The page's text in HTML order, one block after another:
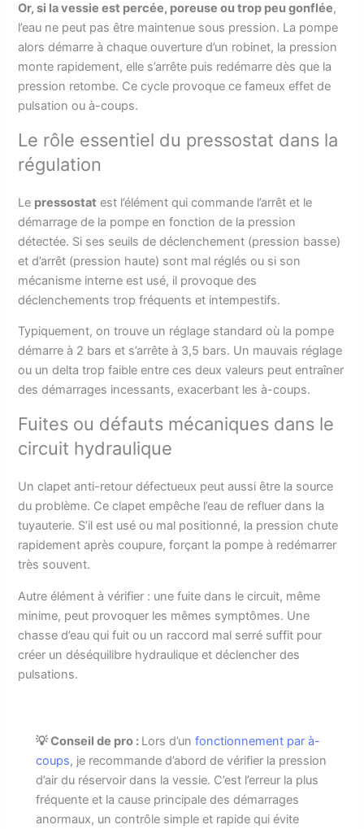
Or, si la vessie est percée, poreuse ou trop peu gonflée,
l’eau ne peut pas être maintenue sous pression. La pompe
alors démarre à chaque ouverture d’un robinet, la pression
monte rapidement, elle s’arrête puis redémarre dès que la
pression retombe. Ce cycle provoque ce fameux effet de
pulsation ou à-coups.
Le rôle essentiel du pressostat dans la
régulation
Le pressostat est l’élément qui commande l’arrêt et le
démarrage de la pompe en fonction de la pression
détectée. Si ses seuils de déclenchement (pression basse)
et d’arrêt (pression haute) sont mal réglés ou si son
mécanisme interne est usé, il provoque des
déclenchements trop fréquents et intempestifs.
Typiquement, on trouve un réglage standard où la pompe
démarre à 2 bars et s’arrête à 3,5 bars. Un mauvais réglage
ou un delta trop faible entre ces deux valeurs peut entraîner
des démarrages incessants, exacerbant les à-coups.
Fuites ou défauts mécaniques dans le
circuit hydraulique
Un clapet anti-retour défectueux peut aussi être la source
du problème. Ce clapet empêche l’eau de refluer dans la
tuyauterie. S’il est usé ou mal positionné, la pression chute
rapidement après coupure, forçant la pompe à redémarrer
très souvent.
Autre élément à vérifier : une fuite dans le circuit, même
minime, peut provoquer les mêmes symptômes. Une
chasse d’eau qui fuit ou un raccord mal serré suffit pour
créer un déséquilibre hydraulique et déclencher des
pulsations.
💡 Conseil de pro : Lors d’unfonctionnement par à-
coups, je recommande d’abord de vérifier la pression
d’air du réservoir dans la vessie. C’est l’erreur la plus
fréquente et la cause principale des démarrages
anormaux, un contrôle simple et rapide qui évite